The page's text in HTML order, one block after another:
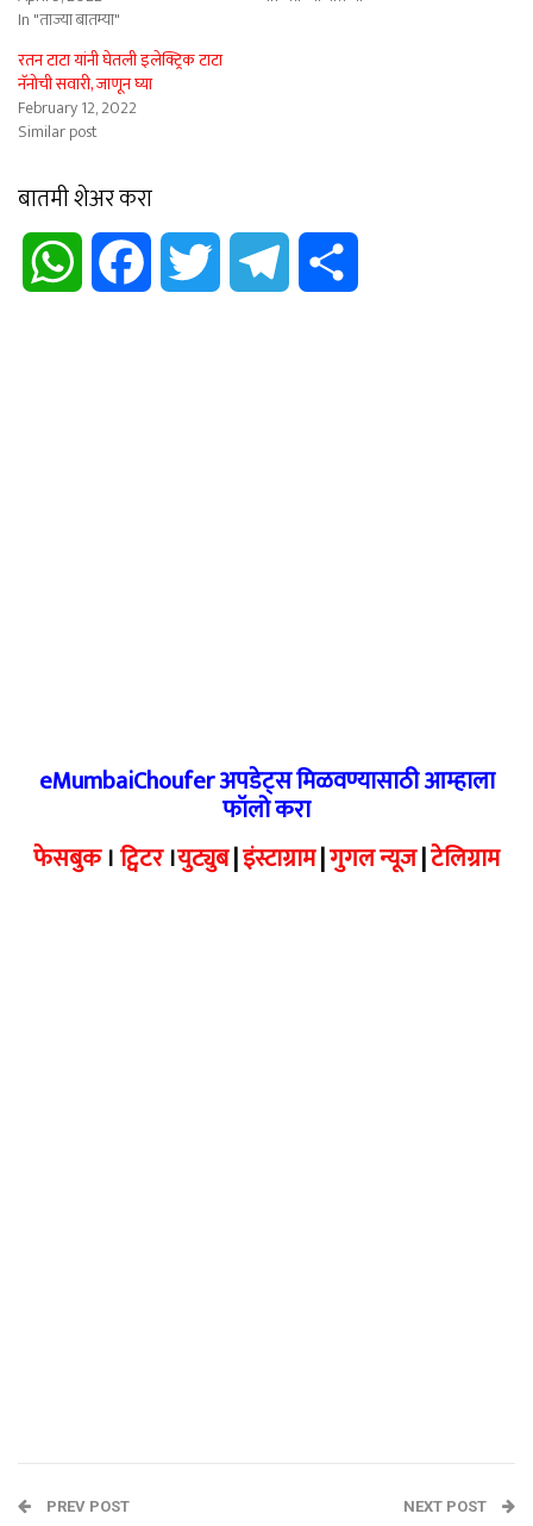
In "ताज्या बातम्या"
रतन टाटा यांनी घेतली इलेक्ट्रिक टाटा
नॅनोची सवारी, जाणून घ्या
February 12, 2022
Similar post
बातमी शेअर करा
WhatsApp Facebook Twitter Telegram
eMumbaiChoufer अपडेट्स मिळवण्यासाठी आम्हाला
फॉलो करा
फेसबुक।ट्विटर।युट्युब|इंस्टाग्राम|गुगल न्यूज|टेलिग्राम
PREV POST NEXT POST